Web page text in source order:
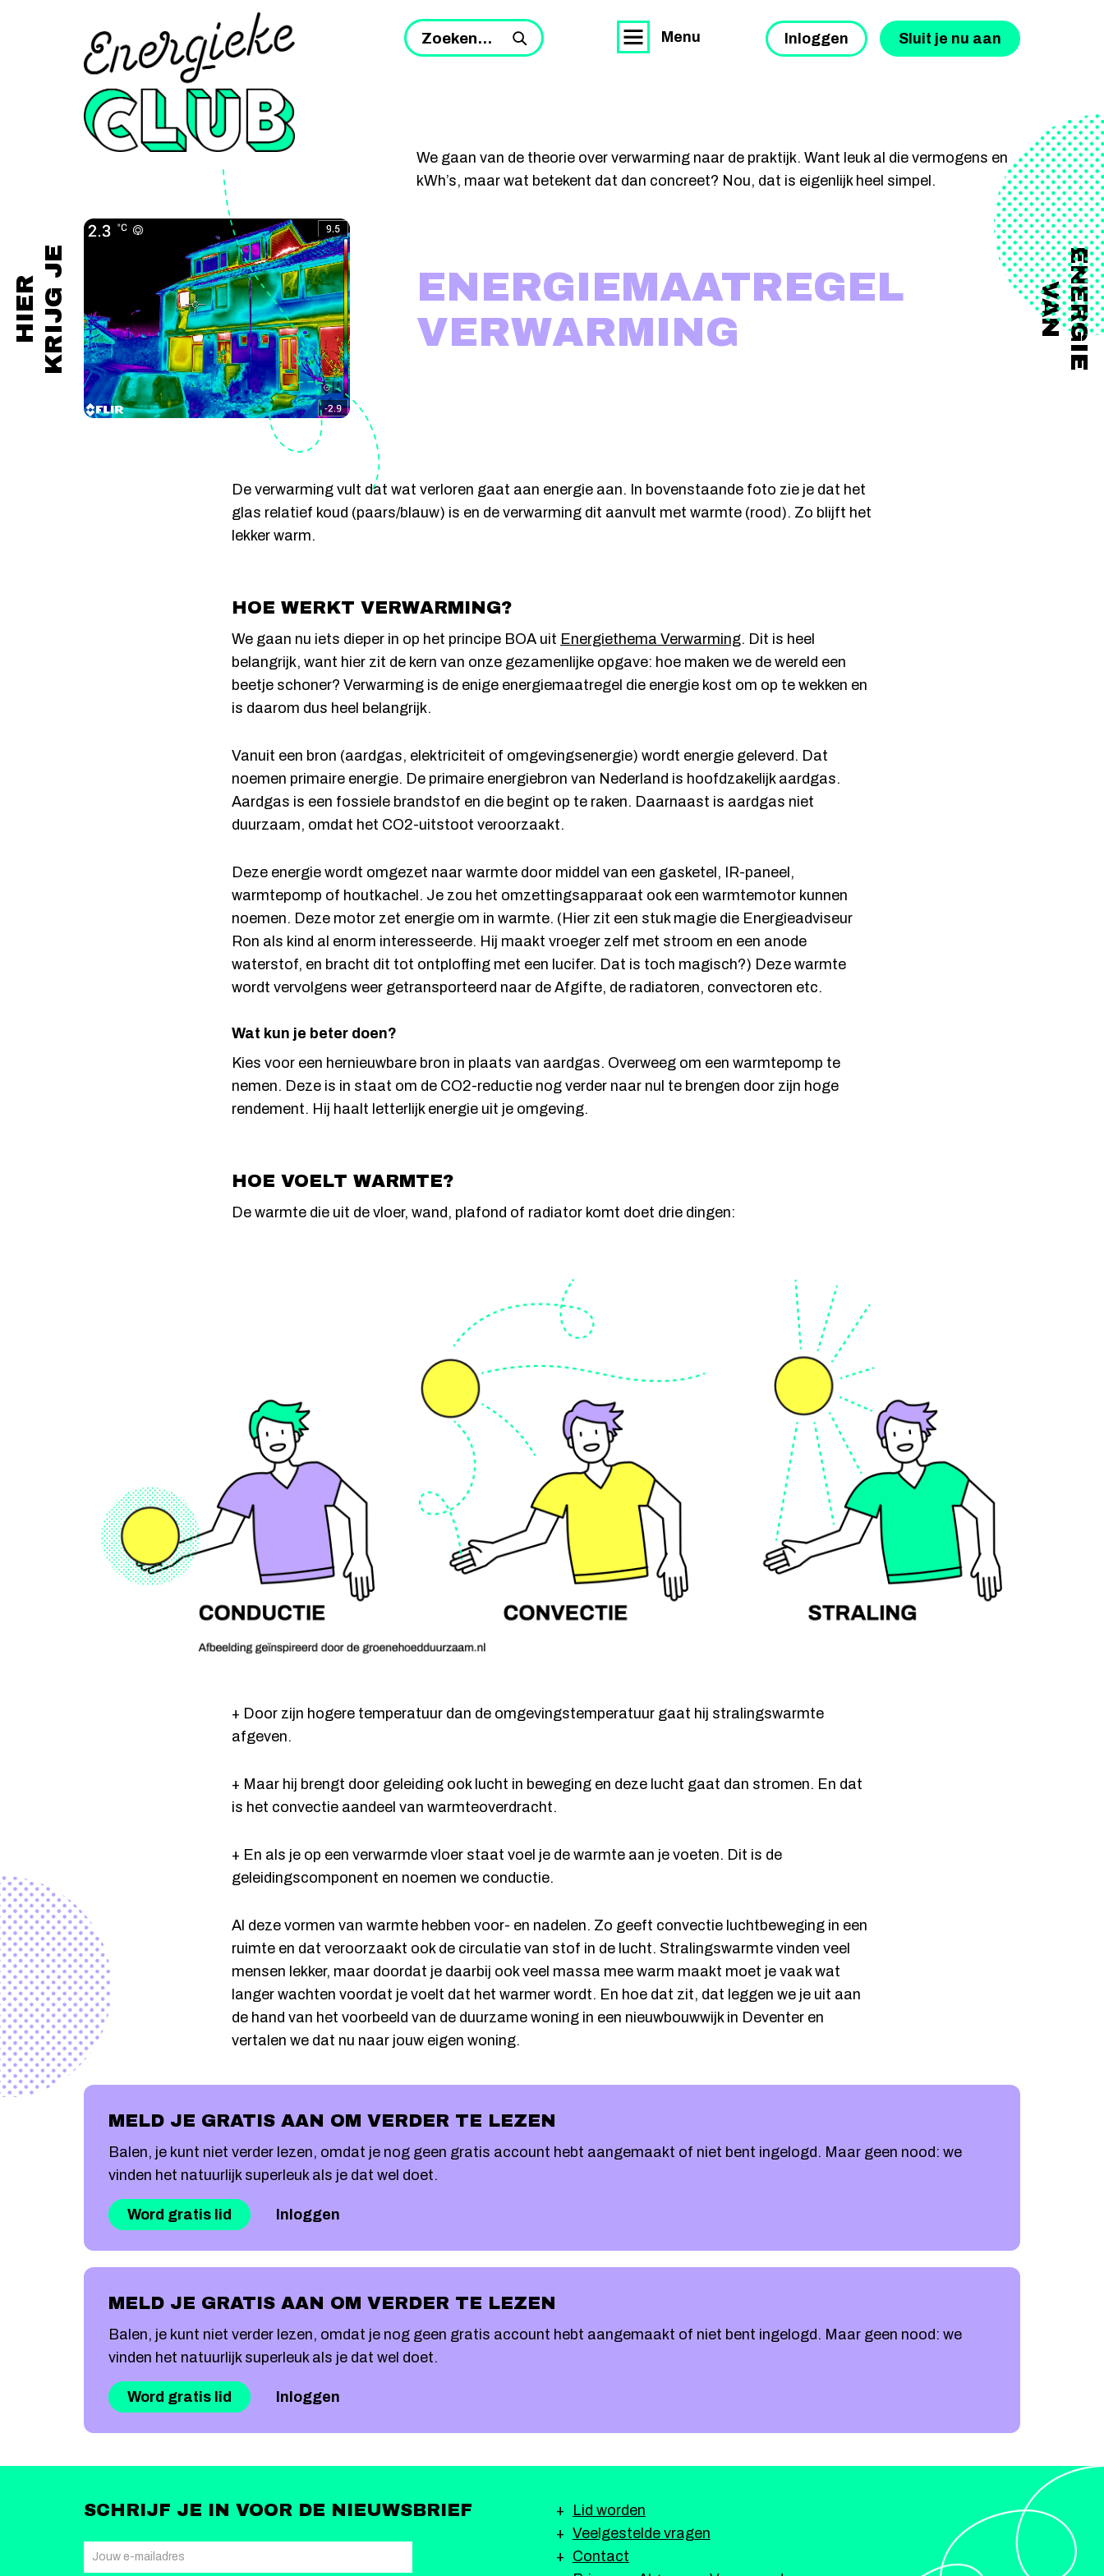
Sluit je nu aan
Inloggen
Zoeken... Menu
HIERKRIJG JE ENERGIE
VAN
We gaan van de theorie over verwarming naar de praktijk. Want leuk al die vermogens en
kWh’s, maar wat betekent dat dan concreet? Nou, dat is eigenlijk heel simpel.
ENERGIEMAATREGEL
VERWARMING
De verwarming vult dat wat verloren gaat aan energie aan. In bovenstaande foto zie je dat het
glas relatief koud (paars/blauw) is en de verwarming dit aanvult met warmte (rood). Zo blijft het
lekker warm.
HOE WERKT VERWARMING?
We gaan nu iets dieper in op het principe BOA uit Energiethema Verwarming. Dit is heel
belangrijk, want hier zit de kern van onze gezamenlijke opgave: hoe maken we de wereld een
beetje schoner? Verwarming is de enige energiemaatregel die energie kost om op te wekken en
is daarom dus heel belangrijk.
Vanuit een bron (aardgas, elektriciteit of omgevingsenergie) wordt energie geleverd. Dat
noemen primaire energie. De primaire energiebron van Nederland is hoofdzakelijk aardgas.
Aardgas is een fossiele brandstof en die begint op te raken. Daarnaast is aardgas niet
duurzaam, omdat het CO2-uitstoot veroorzaakt.
Deze energie wordt omgezet naar warmte door middel van een gasketel, IR-paneel,
warmtepomp of houtkachel. Je zou het omzettingsapparaat ook een warmtemotor kunnen
noemen. Deze motor zet energie om in warmte. (Hier zit een stuk magie die Energieadviseur
Ron als kind al enorm interesseerde. Hij maakt vroeger zelf met stroom en een anode
waterstof, en bracht dit tot ontploffing met een lucifer. Dat is toch magisch?) Deze warmte
wordt vervolgens weer getransporteerd naar de Afgifte, de radiatoren, convectoren etc.
Wat kun je beter doen?
Kies voor een hernieuwbare bron in plaats van aardgas. Overweeg om een warmtepomp te
nemen. Deze is in staat om de CO2-reductie nog verder naar nul te brengen door zijn hoge
rendement. Hij haalt letterlijk energie uit je omgeving.
HOE VOELT WARMTE?
De warmte die uit de vloer, wand, plafond of radiator komt doet drie dingen:
+ Door zijn hogere temperatuur dan de omgevingstemperatuur gaat hij stralingswarmte
afgeven.
+ Maar hij brengt door geleiding ook lucht in beweging en deze lucht gaat dan stromen. En dat
is het convectie aandeel van warmteoverdracht.
+ En als je op een verwarmde vloer staat voel je de warmte aan je voeten. Dit is de
geleidingscomponent en noemen we conductie.
Al deze vormen van warmte hebben voor- en nadelen. Zo geeft convectie luchtbeweging in een
ruimte en dat veroorzaakt ook de circulatie van stof in de lucht. Stralingswarmte vinden veel
mensen lekker, maar doordat je daarbij ook veel massa mee warm maakt moet je vaak wat
langer wachten voordat je voelt dat het warmer wordt. En hoe dat zit, dat leggen we je uit aan
de hand van het voorbeeld van de duurzame woning in een nieuwbouwwijk in Deventer en
vertalen we dat nu naar jouw eigen woning.
MELD JE GRATIS AAN OM VERDER TE LEZEN
Balen, je kunt niet verder lezen, omdat je nog geen gratis account hebt aangemaakt of niet bent ingelogd. Maar geen nood: we
vinden het natuurlijk superleuk als je dat wel doet.
Word gratis lid Inloggen
MELD JE GRATIS AAN OM VERDER TE LEZEN
Balen, je kunt niet verder lezen, omdat je nog geen gratis account hebt aangemaakt of niet bent ingelogd. Maar geen nood: we
vinden het natuurlijk superleuk als je dat wel doet.
Word gratis lid Inloggen
SCHRIJF JE IN VOOR DE NIEUWSBRIEF
Lid worden
Veelgestelde vragen
Contact